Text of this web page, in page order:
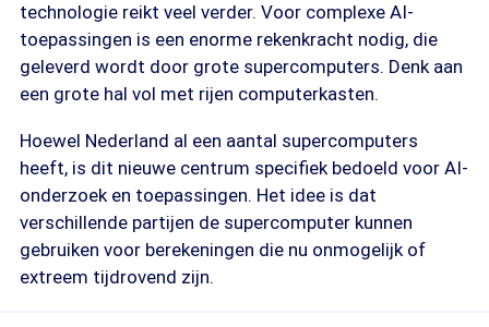
technologie reikt veel verder. Voor complexe AI-
toepassingen is een enorme rekenkracht nodig, die
geleverd wordt door grote supercomputers. Denk aan
een grote hal vol met rijen computerkasten.
Hoewel Nederland al een aantal supercomputers
heeft, is dit nieuwe centrum specifiek bedoeld voor AI-
onderzoek en toepassingen. Het idee is dat
verschillende partijen de supercomputer kunnen
gebruiken voor berekeningen die nu onmogelijk of
extreem tijdrovend zijn.